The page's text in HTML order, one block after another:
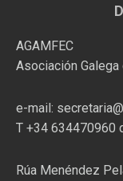
AGAMFEC
Asociación
e-mail:
T +34 634470960
Rúa Menéndez